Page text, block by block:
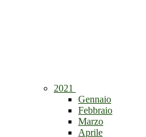
2021
Gennaio
Febbraio
Marzo
Aprile